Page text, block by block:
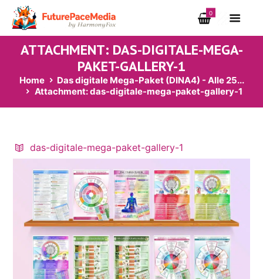
0
ATTACHMENT: DAS-DIGITALE-MEGA-
PAKET-GALLERY-1
Home
Das digitale Mega-Paket (DINA4) - Alle 25...
Attachment: das-digitale-mega-paket-gallery-1
das-digitale-mega-paket-gallery-1